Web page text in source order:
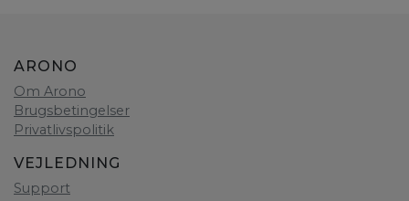
ARONO
Om Arono
Brugsbetingelser
Privatlivspolitik
VEJLEDNING
Support